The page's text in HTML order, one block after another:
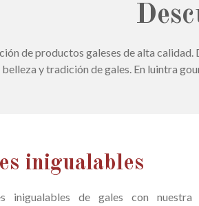
de productos galeses de alta
belleza y tradición de gales. En luintra
inigualables
inigualables de gales con nuestra